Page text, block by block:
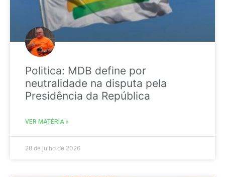
Politica: MDB define por
neutralidade na disputa pela
Presidência da República
VER MATÉRIA »
28 de julho de 2026